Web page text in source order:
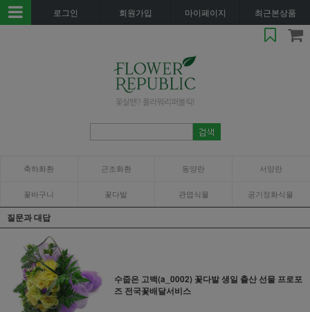
로그인 회원가입 마이페이지 최근본상품
축하화환 근조화환 동양란 서양란
꽃바구니 꽃다발 관엽식물 공기정화식물
질문과 대답
수줍은 고백(a_0002) 꽃다발 생일 출산 선물 프로포
즈 전국꽃배달서비스